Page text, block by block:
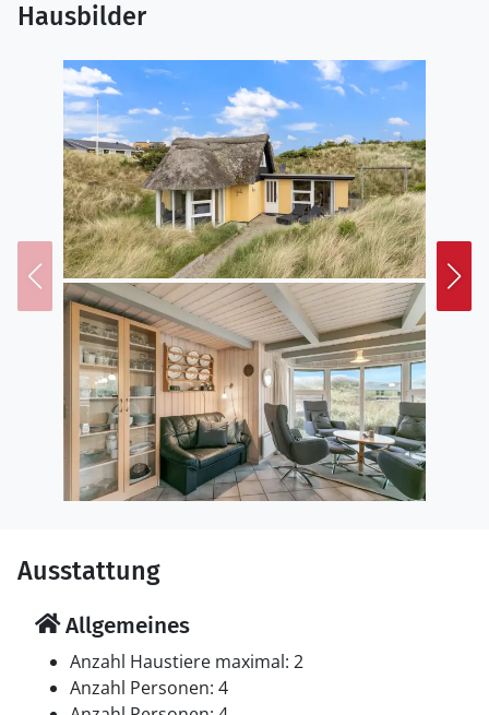
Hausbilder
Ausstattung
Allgemeines
Anzahl Haustiere maximal: 2
Anzahl Personen: 4